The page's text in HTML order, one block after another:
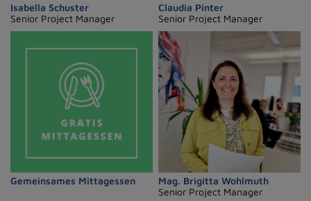
Isabella Schuster
Senior Project Manager
Claudia Pinter
Senior Project Manager
Gemeinsames Mittagessen
Mag. Brigitta Wohlmuth
Senior Project Manager